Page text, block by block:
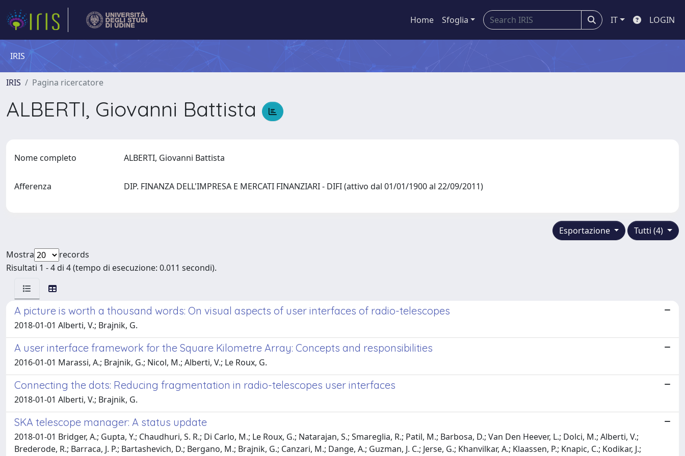
Home Sfoglia IT LOGIN
IRIS
IRIS Pagina ricercatore
ALBERTI, Giovanni Battista
Nome completo ALBERTI, Giovanni Battista
Afferenza DIP. FINANZA DELL'IMPRESA E MERCATI FINANZIARI - DIFI (attivo dal 01/01/1900 al 22/09/2011)
Tutti (4)
Esportazione
Mostra
records
Risultati 1 - 4 di 4 (tempo di esecuzione: 0.011 secondi).
A picture is worth a thousand words: On visual aspects of user interfaces of radio-telescopes
2018-01-01 Alberti, V.; Brajnik, G.
A user interface framework for the Square Kilometre Array: Concepts and responsibilities
2016-01-01 Marassi, A.; Brajnik, G.; Nicol, M.; Alberti, V.; Le Roux, G.
Connecting the dots: Reducing fragmentation in radio-telescopes user interfaces
2018-01-01 Alberti, V.; Brajnik, G.
SKA telescope manager: A status update
2018-01-01 Bridger, A.; Gupta, Y.; Chaudhuri, S. R.; Di Carlo, M.; Le Roux, G.; Natarajan, S.; Smareglia, R.; Patil, M.; Barbosa, D.; Van Den Heever, L.; Dolci, M.; Alberti, V.;
Brederode, R.; Barraca, J. P.; Bartashevich, D.; Bergano, M.; Brajnik, G.; Canzari, M.; Dange, A.; Guzman, J. C.; Jerse, G.; Khanvilkar, A.; Klaassen, P.; Knapic, C.; Kodikar, J.;